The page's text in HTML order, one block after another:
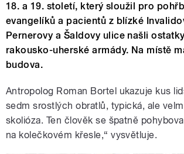
18. a 19. století, který sloužil pro
evangelíků a pacientů z blízké
Pernerovy a Šaldovy ulice našli
rakousko-uherské armády. Na místě
budova.
Antropolog Roman Bortel ukazuje kus
sedm srostlých obratlů, typická, ale
skolióza. Ten člověk se špatně
na kolečkovém křesle,“ vysvětluje.